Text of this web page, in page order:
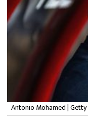
FÓRMULA 1
BOXEO
Antonio Mohamed | Getty